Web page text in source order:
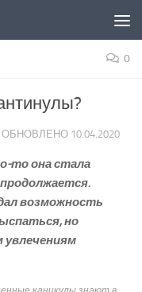
0
ОБНОВЛЕНО 10.04.2020
то она стала
возможность
но
увлечениям